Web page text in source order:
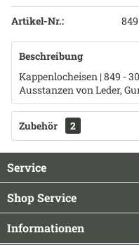
Artikel-Nr.:
Beschreibung
Kappenlocheisen | 849 -
Ausstanzen von Leder,
Zubehör 2
Service
Shop Service
Informationen